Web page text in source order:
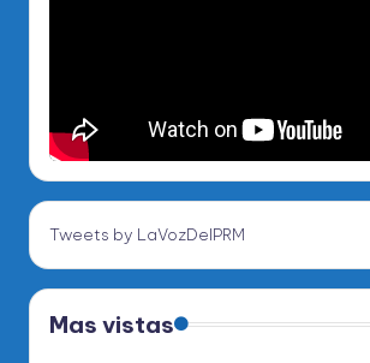
Tweets by LaVozDelPRM
Mas vistas